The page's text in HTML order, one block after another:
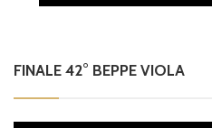
FINALE 42° BEPPE VIOLA